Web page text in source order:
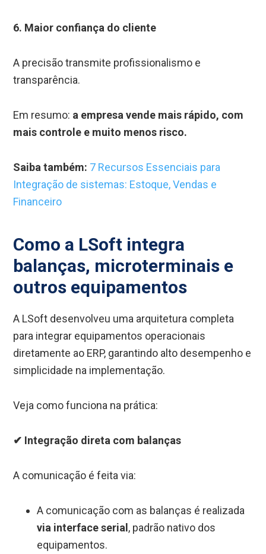
6. Maior confiança do cliente
A precisão transmite profissionalismo e
transparência.
Em resumo: a empresa vende mais rápido, com
mais controle e muito menos risco.
Saiba também: 7 Recursos Essenciais para
Integração de sistemas: Estoque, Vendas e
Financeiro
Como a LSoft integra
balanças, microterminais e
outros equipamentos
A LSoft desenvolveu uma arquitetura completa
para integrar equipamentos operacionais
diretamente ao ERP, garantindo alto desempenho e
simplicidade na implementação.
Veja como funciona na prática:
✔ Integração direta com balanças
A comunicação é feita via:
A comunicação com as balanças é realizada
via interface serial , padrão nativo dos
equipamentos.